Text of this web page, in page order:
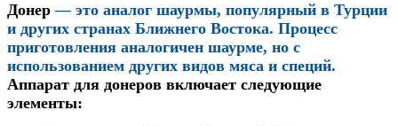
Донер— это аналог шаурмы, популярный в Турции
и других странах Ближнего Востока. Процесс
приготовления аналогичен шаурме, но с
использованием других видов мяса и специй.
Аппарат для донеров включает следующие
элементы: